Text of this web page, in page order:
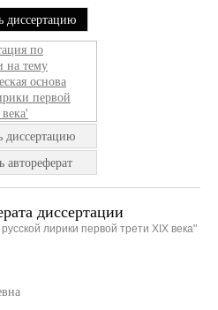
диссертацию
диссертацию
автореферат
диссертации
лирики первой трети XIX века"